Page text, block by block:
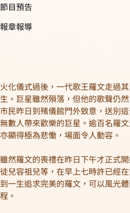
火化儀式過後，一代歌王羅文走過
生。巨星雖然殞落，但他的歌聲仍
市民昨日到殯儀館門外致意，送別
無數人帶來歡樂的巨星。逾百名羅
亦顯得極為悲慟，場面令人動容。
雖然羅文的喪禮在昨日下午才正式
徒兒容祖兒等，在早上七時許已經
到一生追求完美的羅文，可以風光
程。
節目預告
報章報導